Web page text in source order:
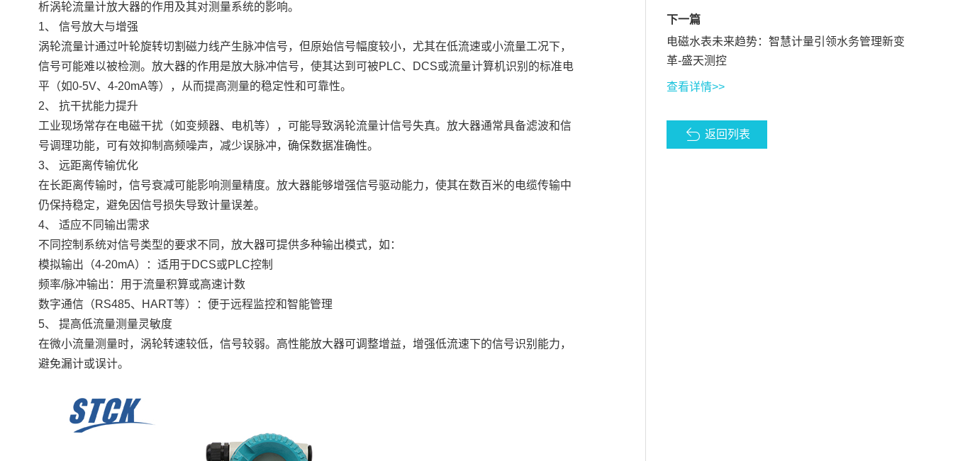
析涡轮流量计放大器的作用及其对测量系统的影响。
1、 信号放大与增强
涡轮流量计通过叶轮旋转切割磁力线产生脉冲信号，但原始信号幅度较小，尤其在低流速或小流量工况下，
信号可能难以被检测。放大器的作用是放大脉冲信号，使其达到可被PLC、DCS或流量计算机识别的标准电
平（如0-5V、4-20mA等），从而提高测量的稳定性和可靠性。
2、 抗干扰能力提升
工业现场常存在电磁干扰（如变频器、电机等），可能导致涡轮流量计信号失真。放大器通常具备滤波和信
号调理功能，可有效抑制高频噪声，减少误脉冲，确保数据准确性。
3、 远距离传输优化
在长距离传输时，信号衰减可能影响测量精度。放大器能够增强信号驱动能力，使其在数百米的电缆传输中
仍保持稳定，避免因信号损失导致计量误差。
4、 适应不同输出需求
不同控制系统对信号类型的要求不同，放大器可提供多种输出模式，如：
模拟输出（4-20mA）：适用于DCS或PLC控制
频率/脉冲输出：用于流量积算或高速计数
数字通信（RS485、HART等）：便于远程监控和智能管理
5、 提高低流量测量灵敏度
在微小流量测量时，涡轮转速较低，信号较弱。高性能放大器可调整增益，增强低流速下的信号识别能力，
避免漏计或误计。
下一篇
电磁水表未来趋势：智慧计量引领水务管理新变
革-盛天测控
查看详情>>
返回列表